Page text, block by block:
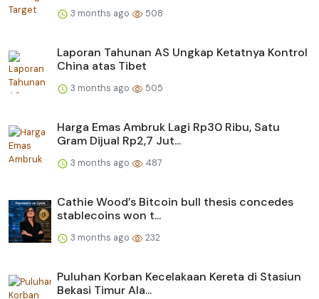
3 months ago 508
Laporan Tahunan AS Ungkap Ketatnya Kontrol
China atas Tibet
3 months ago 505
Harga Emas Ambruk Lagi Rp30 Ribu, Satu
Gram Dijual Rp2,7 Jut...
3 months ago 487
Cathie Wood’s Bitcoin bull thesis concedes
stablecoins won t...
3 months ago 232
Puluhan Korban Kecelakaan Kereta di Stasiun
Bekasi Timur Ala...